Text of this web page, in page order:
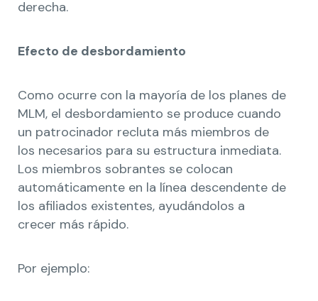
derecha.
Efecto de desbordamiento
Como ocurre con la mayoría de los planes de
MLM, el desbordamiento se produce cuando
un patrocinador recluta más miembros de
los necesarios para su estructura inmediata.
Los miembros sobrantes se colocan
automáticamente en la línea descendente de
los afiliados existentes, ayudándolos a
crecer más rápido.
Por ejemplo: